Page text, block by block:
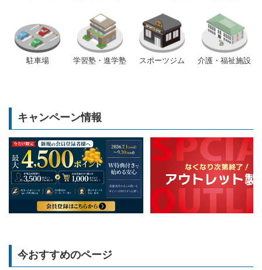
駐車場 学習塾・進学塾 スポーツジム 介護・福祉施設
キャンペーン情報
今おすすめのページ